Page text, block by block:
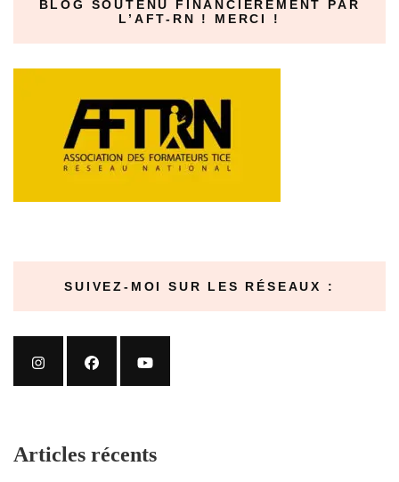
BLOG SOUTENU FINANCIÈREMENT PAR
L’AFT-RN ! MERCI !
SUIVEZ-MOI SUR LES RÉSEAUX :
Articles récents